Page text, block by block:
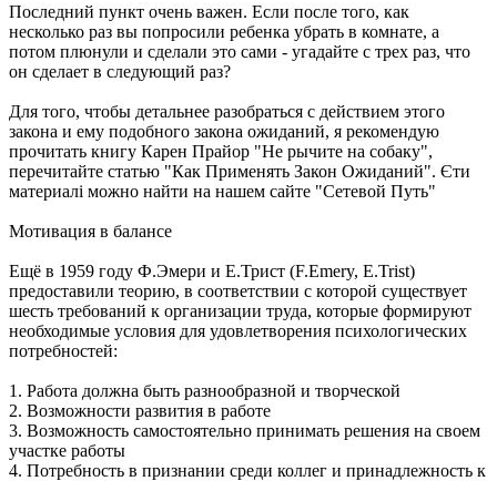
Последний пункт очень важен. Если после того, как
несколько раз вы попросили ребенка убрать в комнате, а
потом плюнули и сделали это сами - угадайте с трех раз, что
он сделает в следующий раз?
Для того, чтобы детальнее разобраться с действием этого
закона и ему подобного закона ожиданий, я рекомендую
прочитать книгу Карен Прайор "Не рычите на собаку",
перечитайте статью "Как Применять Закон Ожиданий". Єти
материалі можно найти на нашем сайте "Сетевой Путь"
Мотивация в балансе
Ещё в 1959 году Ф.Эмери и Е.Трист (F.Emery, E.Trist)
предоставили теорию, в соответствии с которой существует
шесть требований к организации труда, которые формируют
необходимые условия для удовлетворения психологических
потребностей:
1. Работа должна быть разнообразной и творческой
2. Возможности развития в работе
3. Возможность самостоятельно принимать решения на своем
участке работы
4. Потребность в признании среди коллег и принадлежность к